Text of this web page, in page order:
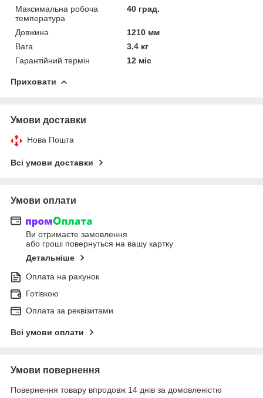
Максимальна робоча
температура
40 град.
Довжина
1210 мм
Вага
3.4 кг
Гарантійний термін
12 міс
Приховати
Умови доставки
Нова Пошта
Всі умови доставки
Умови оплати
Ви отримаєте замовлення
або гроші повернуться на вашу картку
Детальніше
Оплата на рахунок
Готівкою
Оплата за реквізитами
Всі умови оплати
Умови повернення
Повернення товару впродовж 14 днів за домовленістю